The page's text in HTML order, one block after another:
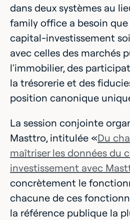
dans deux systèmes au
family office a besoin
capital-investissement
avec celles des marchés
l'immobilier, des
la trésorerie et des
position canonique
La session conjointe
Masttro, intitulée «Du
maîtriser les données du
investissement avec
concrètement le
chacune de ces
la référence publique la